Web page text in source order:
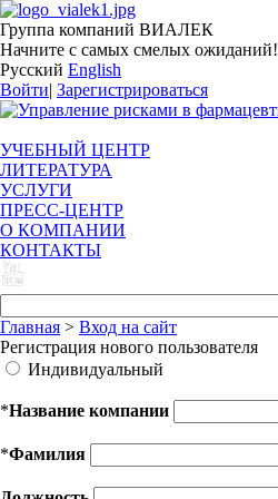
Группа компаний ВИАЛЕК
Начните с самых смелых ожиданий!
Русский English
Войти| Зарегистрироваться
УЧЕБНЫЙ ЦЕНТР
ЛИТЕРАТУРА
УСЛУГИ
ПРЕСС-ЦЕНТР
О КОМПАНИИ
КОНТАКТЫ
Главная > Вход на сайт
Регистрация нового пользователя
Индивидуальный
*Название компании
*Фамилия